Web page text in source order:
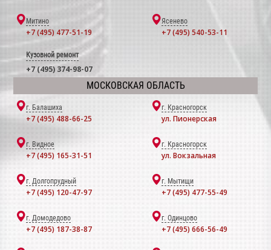
Митино
+7 (495) 477-51-19
Ясенево
+7 (495) 540-53-11
Кузовной ремонт
+7 (495) 374-98-07
МОСКОВСКАЯ ОБЛАСТЬ
г. Балашиха
+7 (495) 488-66-25
г. Красногорск
ул. Пионерская
г. Видное
+7 (495) 165-31-51
г. Красногорск
ул. Вокзальная
г. Долгопрудный
+7 (495) 120-47-97
г. Мытищи
+7 (495) 477-55-49
г. Домодедово
+7 (495) 187-38-87
г. Одинцово
+7 (495) 666-56-49